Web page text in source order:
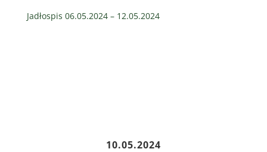
Jadłospis 06.05.2024 – 12.05.2024
10.05.2024